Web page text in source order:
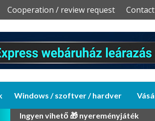
Skip
Cooperation / review request Contact
Windows / szoftver / hardver
Ingyen vihető 🎁 nyereményjáték